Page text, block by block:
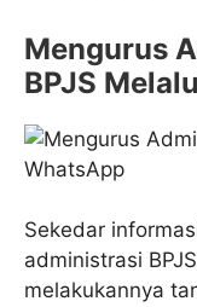
Mengurus
BPJS
Sekedar
administrasi
melakukannya